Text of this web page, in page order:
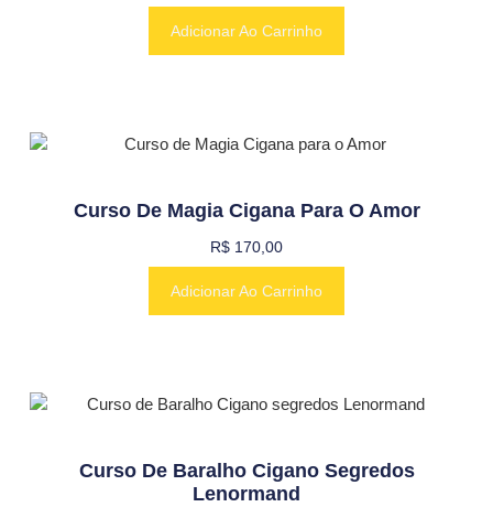
Adicionar Ao Carrinho
Curso De Magia Cigana Para O Amor
R$ 170,00
Adicionar Ao Carrinho
Curso De Baralho Cigano Segredos
Lenormand